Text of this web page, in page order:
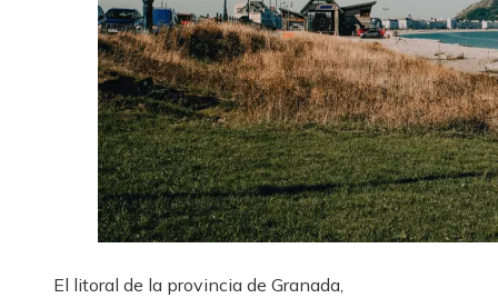
El litoral de la provincia de Granada,